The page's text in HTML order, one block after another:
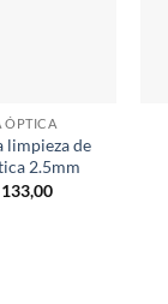
ÓPTICA
limpieza de
2.5mm
133,00